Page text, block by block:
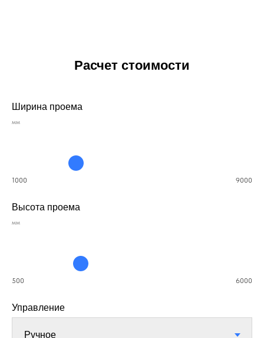
Расчет стоимости
Ширина проема
мм
1000 9000
Высота проема
мм
500 6000
Управление